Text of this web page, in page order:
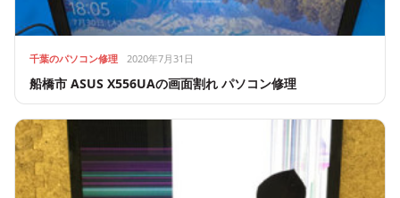
千葉のパソコン修理 2020年7月31日
船橋市 ASUS X556UAの画面割れ パソコン修理